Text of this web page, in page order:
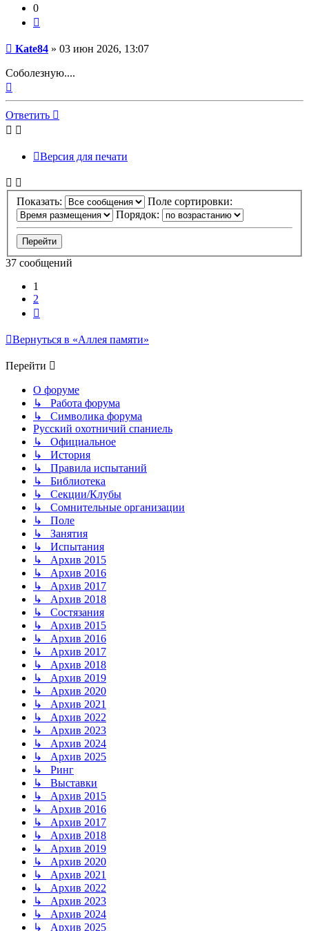
0
Сообщение
Kate84 » 03 июн 2026, 13:07
Соболезную....
к
началу
Ответить
Версия для печати
Показать:
Поле сортировки:
Порядок:
37 сообщений
1
2
Вернуться в «Аллея памяти»
Перейти
О форуме
↳ Работа форума
↳ Символика форума
Русский охотничий спаниель
↳ Официальное
↳ История
↳ Правила испытаний
↳ Библиотека
↳ Секции/Клубы
↳ Сомнительные организации
↳ Поле
↳ Занятия
↳ Испытания
↳ Архив 2015
↳ Архив 2016
↳ Архив 2017
↳ Архив 2018
↳ Состязания
↳ Архив 2015
↳ Архив 2016
↳ Архив 2017
↳ Архив 2018
↳ Архив 2019
↳ Архив 2020
↳ Архив 2021
↳ Архив 2022
↳ Архив 2023
↳ Архив 2024
↳ Архив 2025
↳ Ринг
↳ Выставки
↳ Архив 2015
↳ Архив 2016
↳ Архив 2017
↳ Архив 2018
↳ Архив 2019
↳ Архив 2020
↳ Архив 2021
↳ Архив 2022
↳ Архив 2023
↳ Архив 2024
↳ Архив 2025